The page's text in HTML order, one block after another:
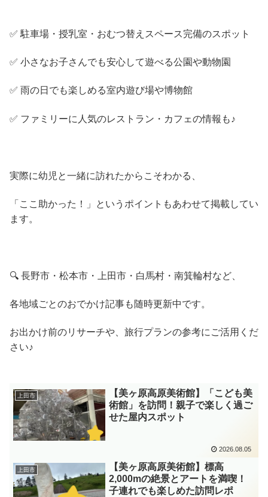
✅ 駐車場・授乳室・おむつ替えスペース完備のスポット
✅ 小さなお子さんでも安心して遊べる公園や動物園
✅ 雨の日でも楽しめる室内遊び場や博物館
✅ ファミリーに人気のレストラン・カフェの情報も♪
実際に幼児と一緒に訪れたからこそわかる、
「ここ助かった！」というポイントもあわせて掲載してい
ます。
🔍 長野市・松本市・上田市・白馬村・南箕輪村など、
各地域ごとのおでかけ記事も随時更新中です。
お出かけ前のリサーチや、旅行プランの参考にご活用くだ
さい♪
上田市
【美ヶ原高原美術館】「こども美
術館」を訪問！親子で楽しく過ご
せた屋内スポット
2026.08.05
上田市
【美ヶ原高原美術館】標高
2,000mの絶景とアートを満喫！
子連れでも楽しめた訪問レポ